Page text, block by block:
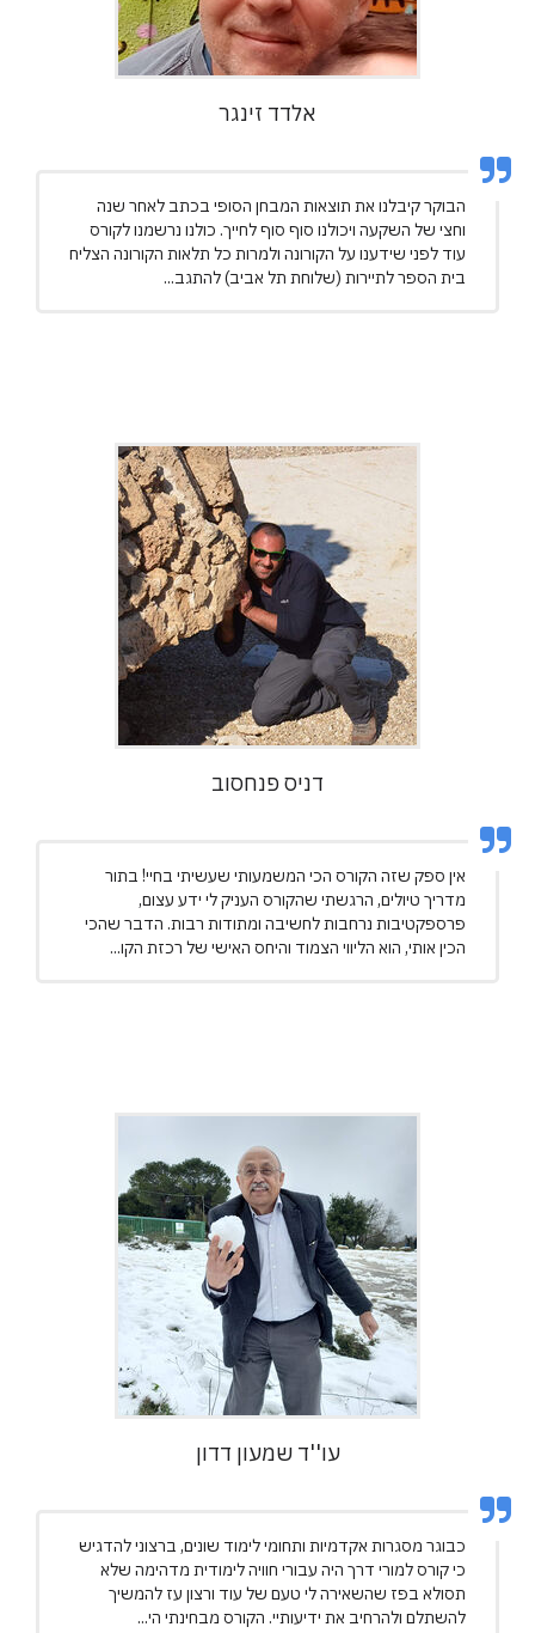
אלדד זינגר
הבוקר קיבלנו את תוצאות המבחן הסופי בכתב לאחר שנה
וחצי של השקעה ויכולנו סוף סוף לחייך. כולנו נרשמנו לקורס
עוד לפני שידענו על הקורונה ולמרות כל תלאות הקורונה הצליח
בית הספר לתיירות (שלוחת תל אביב) להתגב...
דניס פנחסוב
אין ספק שזה הקורס הכי המשמעותי שעשיתי בחיי! בתור
מדריך טיולים, הרגשתי שהקורס העניק לי ידע עצום,
פרספקטיבות נרחבות לחשיבה ומתודות רבות. הדבר שהכי
הכין אותי, הוא הליווי הצמוד והיחס האישי של רכזת הקו...
עו''ד שמעון דדון
כבוגר מסגרות אקדמיות ותחומי לימוד שונים, ברצוני להדגיש
כי קורס למורי דרך היה עבורי חוויה לימודית מדהימה שלא
תסולא בפז שהשאירה לי טעם של עוד ורצון עז להמשיך
להשתלם ולהרחיב את ידיעותיי. הקורס מבחינתי הי...